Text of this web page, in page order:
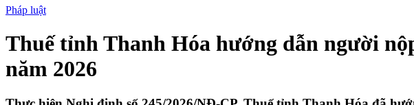
Pháp luật
Thuế tỉnh Thanh Hóa hướng dẫn người
năm 2026